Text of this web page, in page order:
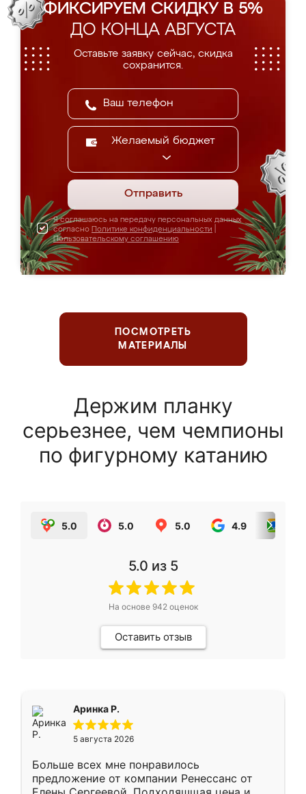
ФИКСИРУЕМ СКИДКУ В 5%
ДО КОНЦА АВГУСТА
Оставьте заявку сейчас, скидка
сохранится.
Желаемый бюджет
Отправить
Я соглашаюсь на передачу персональных данных
согласно Политике конфиденциальности
Пользовательскому соглашению
ПОСМОТРЕТЬ
МАТЕРИАЛЫ
Держим планку
серьезнее, чем чемпионы
по фигурному катанию
5.0 5.0 5.0 4.9
5.0 из 5
На основе 942оценок
Оставить отзыв
Аринка Р.
5 августа 2026
Больше всех мне понравилось
предложение от компании Ренессанс от